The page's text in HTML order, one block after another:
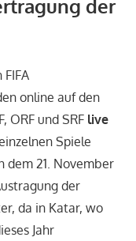
der
online auf den
ORF und SRF live
Spiele
dem 21. November
der
da in Katar, wo
Jahr